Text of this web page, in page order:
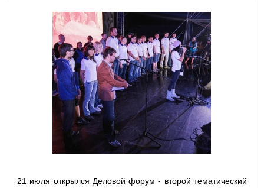
21 июля открылся Деловой форум - второй тематический